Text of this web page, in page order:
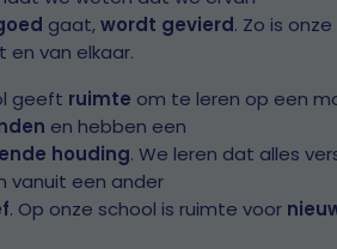
gaat,wordt gevierd. Zo is
en van elkaar.
geeft ruimte om te leren op een
en hebben een
houding. We leren dat alles
vanuit een ander
. Op onze school is ruimte voor